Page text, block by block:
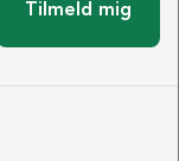
Tilmeld mig